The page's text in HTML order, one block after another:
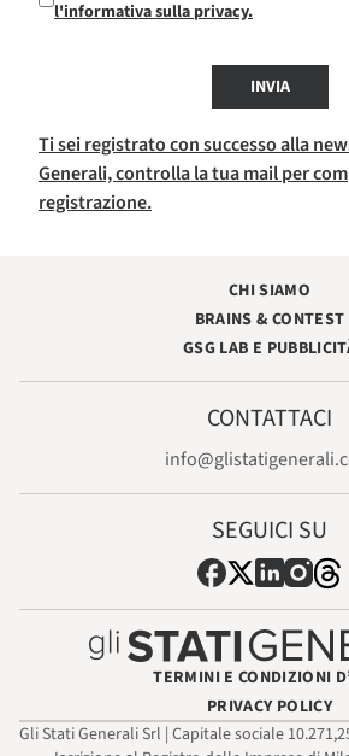
l'informativa sulla privacy.
INVIA
Ti sei registrato con successo alla
Generali, controlla la tua mail per
registrazione.
CHI SIAMO
BRAINS & CONTEST
GSG LAB E
CONTATTACI
SEGUICI SU
TERMINI E CONDIZIONI
PRIVACY POLICY
Gli Stati Generali Srl | Capitale sociale